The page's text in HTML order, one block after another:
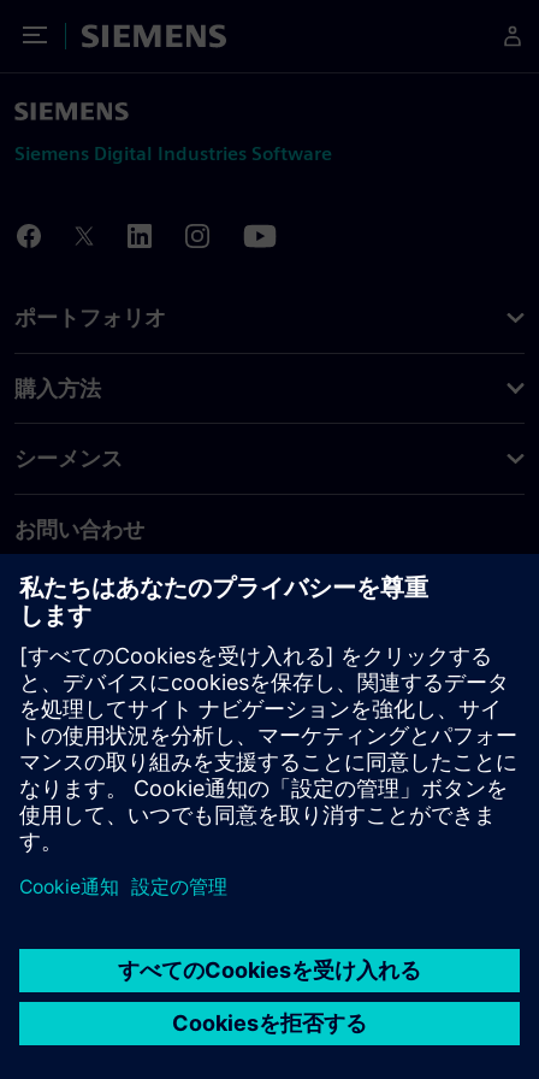
Toggle Menu
Siemens
Siemens Digital Industries Software
ポートフォリオ
購入方法
シーメンス
お問い合わせ
PLM製品のお問い合わせ
EDA製品のお問い合わせ
世界各地の事業拠点
サポート・センター
ご意見・ご要望
違法コピーの連絡先
© Siemens2026
タル・ミレニアム著作権法 (DMCA)
内部通報